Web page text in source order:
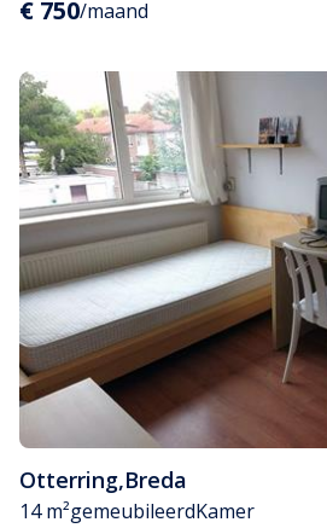
€ 750/maand
Otterring,Breda
14 m²gemeubileerdKamer